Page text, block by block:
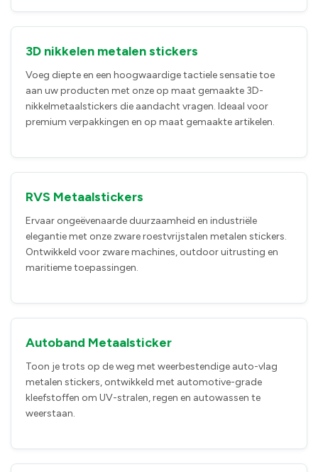
3D nikkelen metalen stickers
Voeg diepte en een hoogwaardige tactiele sensatie toe
aan uw producten met onze op maat gemaakte 3D-
nikkelmetaalstickers die aandacht vragen. Ideaal voor
premium verpakkingen en op maat gemaakte artikelen.
RVS Metaalstickers
Ervaar ongeëvenaarde duurzaamheid en industriële
elegantie met onze zware roestvrijstalen metalen stickers.
Ontwikkeld voor zware machines, outdoor uitrusting en
maritieme toepassingen.
Autoband Metaalsticker
Toon je trots op de weg met weerbestendige auto-vlag
metalen stickers, ontwikkeld met automotive-grade
kleefstoffen om UV-stralen, regen en autowassen te
weerstaan.